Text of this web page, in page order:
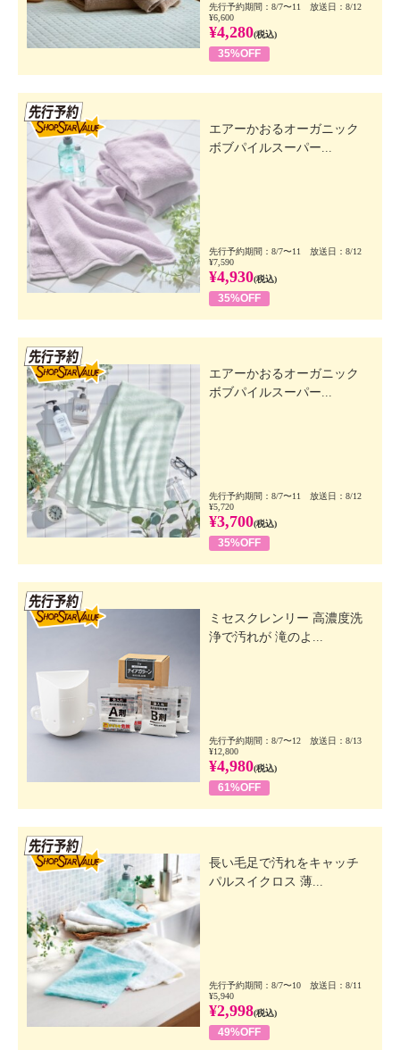
先行予約期間：8/7〜11 放送日：8/12
¥6,600
¥4,280(税込)
35%OFF
エアーかおるオーガニック
ボブパイルスーパー...
先行予約期間：8/7〜11 放送日：8/12
¥7,590
¥4,930(税込)
35%OFF
エアーかおるオーガニック
ボブパイルスーパー...
先行予約期間：8/7〜11 放送日：8/12
¥5,720
¥3,700(税込)
35%OFF
ミセスクレンリー 高濃度洗
浄で汚れが 滝のよ...
先行予約期間：8/7〜12 放送日：8/13
¥12,800
¥4,980(税込)
61%OFF
長い毛足で汚れをキャッチ
パルスイクロス 薄...
先行予約期間：8/7〜10 放送日：8/11
¥5,940
¥2,998(税込)
49%OFF